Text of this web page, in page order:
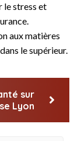
le stress et
aux matières
le supérieur.
sur
Lyon